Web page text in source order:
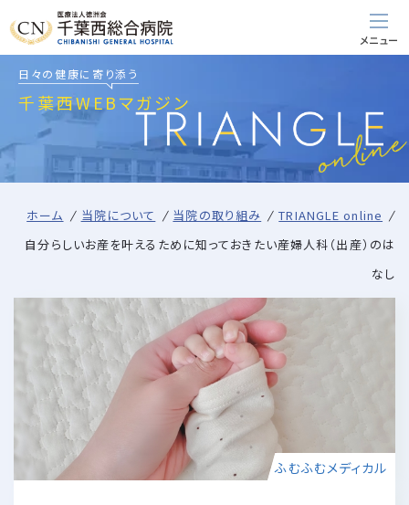
日々の健康に寄り添う
千葉西WEBマガジン
ホーム 当院について 当院の取り組み
TRIANGLE online
自分らしいお産を叶えるために知っておきたい産婦人科（出産）のは
なし
ふむふむメディカル